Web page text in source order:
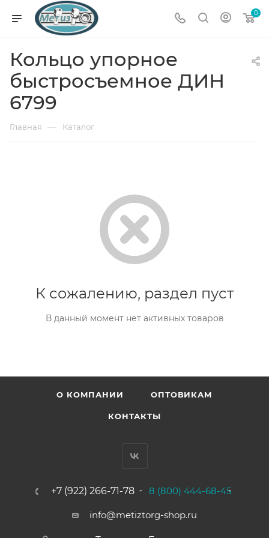
0
Кольцо упорное
быстросъемное ДИН
6799
Главная — Каталог
К сожалению, раздел пуст
В данный момент нет активных товаров
О КОМПАНИИ ОПТОВИКАМ
КОНТАКТЫ
+7 (922) 266-71-78 8 (800) 444-68-45
info@metiztorg-shop.ru